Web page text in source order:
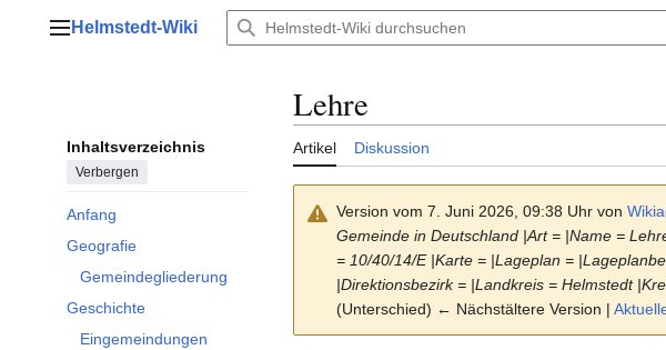
Hauptmenü
Helmstedt-Wiki
Inhaltsverzeichnis
Verbergen
Anfang
Geografie
Gemeindegliederung
Geschichte
Eingemeindungen
Lehre
Artikel Diskussion
Version vom 7. Juni 2026, 09:38 Uhr von
Gemeinde in Deutschland |Art = |Name =
= 10/40/14/E |Karte = |Lageplan =
|Direktionsbezirk = |Landkreis = Helmstedt
(Unterschied) ← Nächstältere Version |